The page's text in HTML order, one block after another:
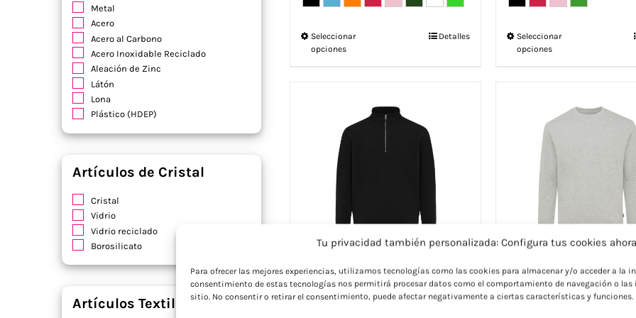
Tu privacidad también personalizada: Configura tus cookies ahora
Para ofrecer las mejores experiencias, utilizamos tecnologías como las cookies para almacenar y/o acceder a la
consentimiento de estas tecnologías nos permitirá procesar datos como el comportamiento de navegación o
sitio. No consentir o retirar el consentimiento, puede afectar negativamente a ciertas características y funciones.
Seleccionar
opciones
Las
opciones
se
página
de
Detalles
Seleccionar
opciones
Las
opciones
pueden
página
de
IQONIQ Elgon Sudadera Media
Jersey personalizado
Metal
Acero
Acero al Carbono
Acero Inoxidable Reciclado
Aleación de Zinc
Látón
Lona
Plástico (HDEP)
Artículos de Cristal
Cristal
Vidrio
Vidrio reciclado
Borosilicato
Artículos Textiles